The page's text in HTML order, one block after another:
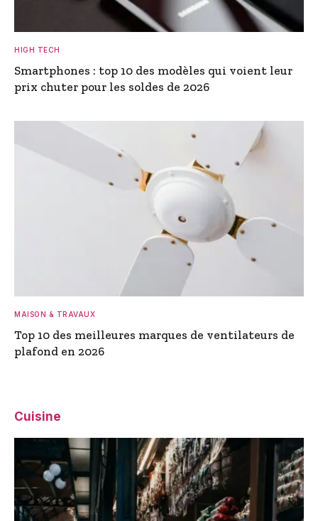
HIGH TECH
Smartphones : top 10 des modèles qui voient leur
prix chuter pour les soldes de 2026
MAISON & TRAVAUX
Top 10 des meilleures marques de ventilateurs de
plafond en 2026
Cuisine